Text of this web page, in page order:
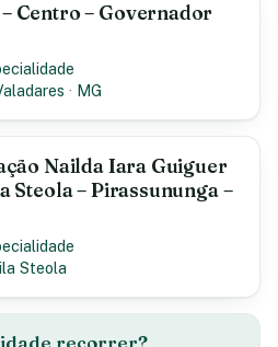
Centro – Governador
· MG
Nailda Iara Guiguer
Steola – Pirassununga –
Steola
recorrer?